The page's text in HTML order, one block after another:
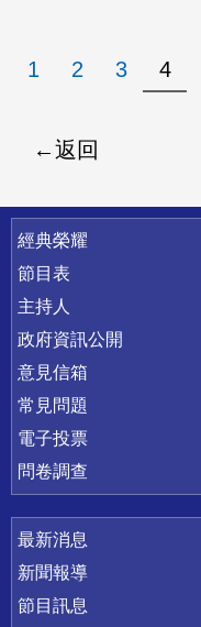
1 2 3 4
返回
快速連結
經典榮耀
節目表
主持人
政府資訊公開
意見信箱
常見問題
電子投票
問卷調查
最新消息
新聞報導
節目訊息